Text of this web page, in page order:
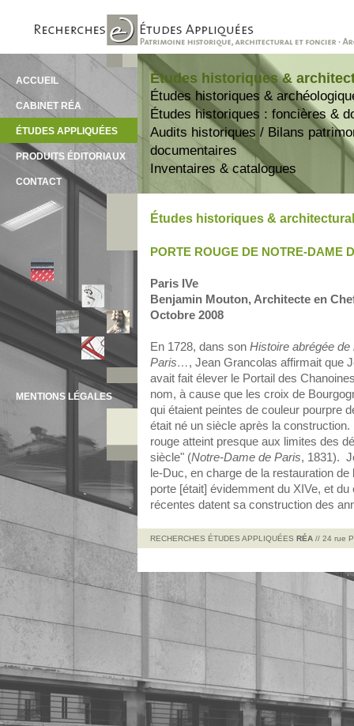
Études historiques &
Études historiques &
Études historiques : foncières &
Audits historiques / Bilans
documentaires
Inventaires & catalogues
ACCUEIL
CABINET RÉA
ÉTUDES APPLIQUÉES
PRODUITS ÉDITORIAUX
CONTACT
MENTIONS LÉGALES
Études historiques &
PORTE ROUGE DE NOTRE-DAME
Paris IVe
Benjamin Mouton, Architecte en
Octobre 2008
En 1728, dans son Histoire abrégée de
Paris…, Jean Grancolas affirmait que
avait fait élever le Portail des
nom, à cause que les croix de
qui étaient peintes de couleur pourpre
était né un siècle après la
rouge atteint presque aux limites des
siècle" (Notre-Dame de Paris, 1831).
le-Duc, en charge de la restauration
porte [était] évidemment du XIVe, et
récentes datent sa construction des
RECHERCHES ÉTUDES APPLIQUÉES RÉA // 24 rue